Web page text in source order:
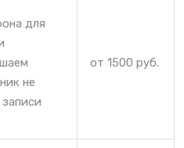
для
не
от 1500 руб.